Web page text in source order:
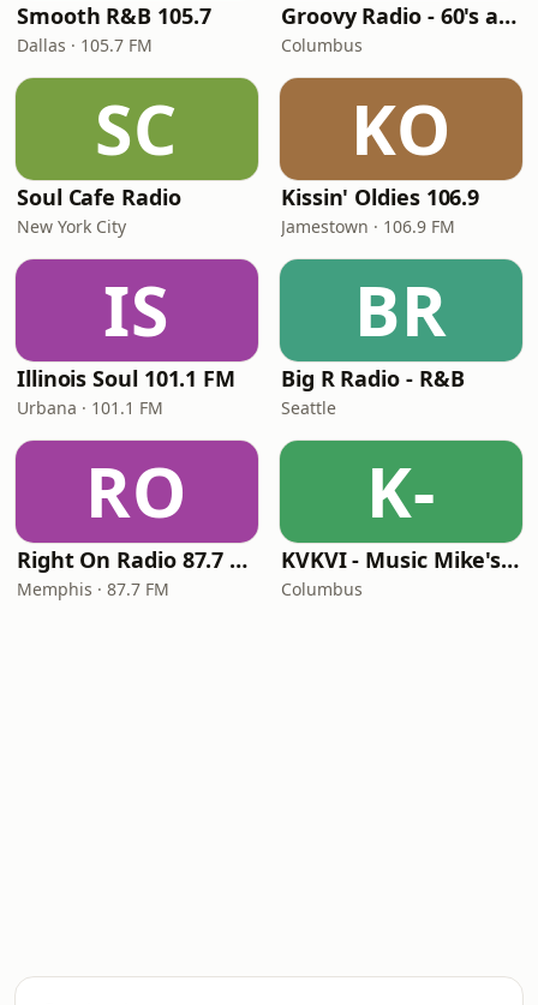
Smooth R&B 105.7
Dallas · 105.7 FM
Groovy Radio - 60's and 70's Oldies
Columbus
SC
Soul Cafe Radio
New York City
KO
Kissin' Oldies 106.9
Jamestown · 106.9 FM
IS
Illinois Soul 101.1 FM
Urbana · 101.1 FM
BR
Big R Radio - R&B
Seattle
RO
Right On Radio 87.7 FM
Memphis · 87.7 FM
K-
KVKVI - Music Mike's Flashback Favorites
Columbus